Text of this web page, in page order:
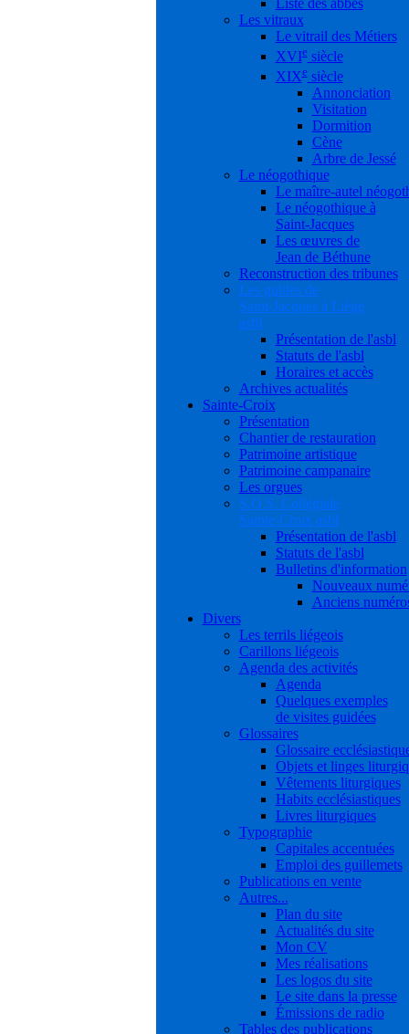
Les vitraux
Le vitrail des Métiers
XVIesiècle
XIXesiècle
Annonciation
Visitation
Dormition
Cène
Arbre de Jessé
Le néogothique
Le maître-autel
Le néogothique à
Saint-Jacques
Les œuvres de
Jean de Béthune
Reconstruction des tribunes
Les guides de
Saint-Jacques à Liège
asbl
Présentation de l'asbl
Statuts de l'asbl
Horaires et accès
Archives actualités
Sainte-Croix
Présentation
Chantier de restauration
Patrimoine artistique
Patrimoine campanaire
Les orgues
S.O.S. Collégiale
Sainte-Croix asbl
Présentation de l'asbl
Statuts de l'asbl
Bulletins d'information
Nouveaux
Anciens
Divers
Les terrils liégeois
Carillons liégeois
Agenda des activités
Agenda
Quelques exemples
de visites guidées
Glossaires
Glossaire
Objets et linges
Vêtements liturgiques
Habits ecclésiastiques
Livres liturgiques
Typographie
Capitales accentuées
Emploi des guillemets
Publications en vente
Autres...
Plan du site
Actualités du site
Mon CV
Mes réalisations
Les logos du site
Le site dans la presse
Émissions de radio
Tables des publications